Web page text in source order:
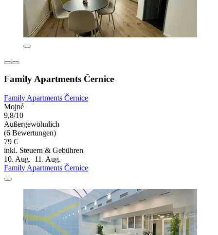
Family Apartments Černice
Family Apartments Černice
Mojné
9,8/10
Außergewöhnlich
(6 Bewertungen)
79 €
inkl. Steuern & Gebühren
10. Aug.–11. Aug.
Family Apartments Černice